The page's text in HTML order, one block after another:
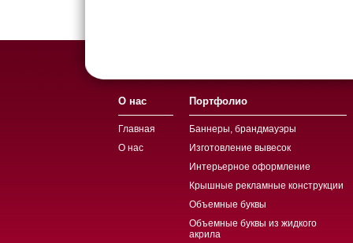
О нас
Главная
О нас
Портфолио
Баннеры, брандмауэры
Изготовление вывесок
Интерьерное оформление
Крышные рекламные конструкции
Объемные буквы
Объемные буквы из жидкого
акрила